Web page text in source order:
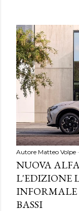
Autore Matteo Volpe
NUOVA
L'EDIZIONE
INFORMALE
BASSI